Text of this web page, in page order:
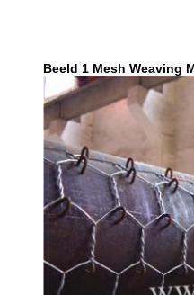
Beeld 1 Mesh Weaving